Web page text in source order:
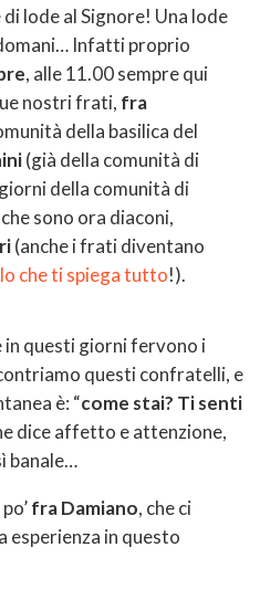
lode al Signore! Una lode
Infatti proprio
, alle 11.00 sempre qui
nostri frati, fra
della basilica del
(già della comunità di
della comunità di
sono ora diaconi,
(anche i frati diventano
che ti spiega tutto!).
in questi giorni fervono i
questi confratelli, e
è: “come stai? Ti senti
dice affetto e attenzione,
banale…
fra Damiano, che ci
esperienza in questo